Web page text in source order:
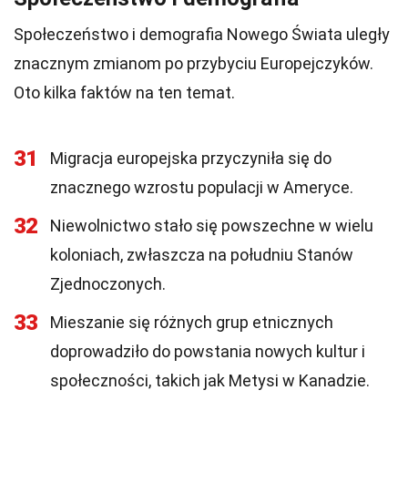
Społeczeństwo i demografia Nowego Świata uległy
znacznym zmianom po przybyciu Europejczyków.
Oto kilka faktów na ten temat.
31
Migracja europejska przyczyniła się do
znacznego wzrostu populacji w Ameryce.
32
Niewolnictwo stało się powszechne w wielu
koloniach, zwłaszcza na południu Stanów
Zjednoczonych.
33
Mieszanie się różnych grup etnicznych
doprowadziło do powstania nowych kultur i
społeczności, takich jak Metysi w Kanadzie.